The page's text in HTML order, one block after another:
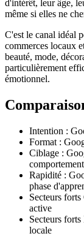
d'intérêt, leur âge,
même si elles ne
C'est le canal idéal
commerces locaux
beauté, mode,
particulièrement
émotionnel.
Intention :
Format :
Ciblage :
Rapidité :
phase
Secteurs
active
Secteurs
locale